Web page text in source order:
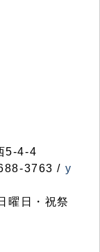
5-4-4
3763 / y
曜日・祝祭